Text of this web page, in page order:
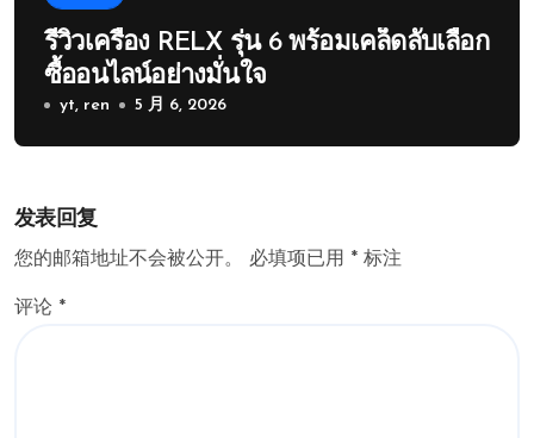
รีวิวเครื่อง RELX รุ่น 6 พร้อมเคล็ดลับเลือก
ซื้ออนไลน์อย่างมั่นใจ
yt, ren 5 月 6, 2026
发表回复
您的邮箱地址不会被公开。 必填项已用 * 标注
评论 *